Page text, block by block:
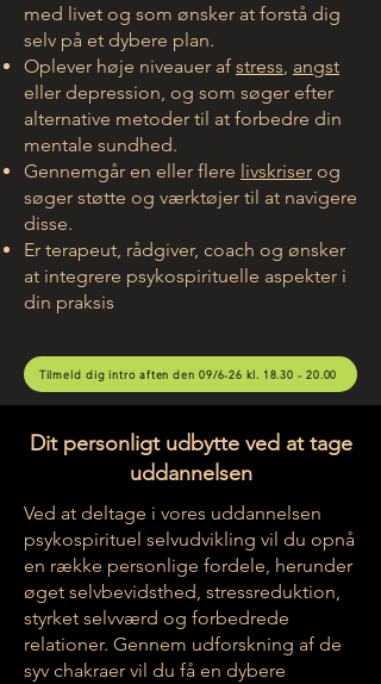
med livet og som ønsker at forstå dig
selv på et dybere plan.
Oplever høje niveauer af stress, angst
eller depression, og som søger efter
alternative metoder til at forbedre din
mentale sundhed.
Gennemgår en eller flere livskriser og
søger støtte og værktøjer til at navigere
disse.
Er terapeut, rådgiver, coach og ønsker
at integrere psykospirituelle aspekter i
din praksis
Tilmeld dig intro aften den 09/6-26 kl. 18.30 - 20.00
Dit personligt udbytte ved at tage
uddannelsen
Ved at deltage i vores uddannelsen
psykospirituel selvudvikling vil du opnå
en række personlige fordele, herunder
øget selvbevidsthed, stressreduktion,
styrket selvværd og forbedrede
relationer. Gennem udforskning af de
syv chakraer vil du få en dybere